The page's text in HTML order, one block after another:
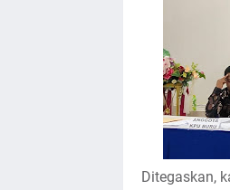
Ditegaskan,